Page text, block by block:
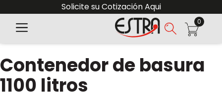
Solicite su Cotización Aqui
0
Contenedor de basura
1100 litros